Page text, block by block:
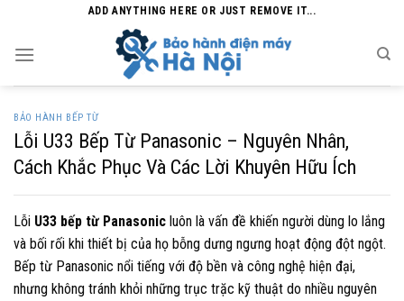
content
ADD ANYTHING HERE OR JUST REMOVE IT...
BẢO HÀNH BẾP TỪ
Lỗi U33 Bếp Từ Panasonic – Nguyên Nhân,
Cách Khắc Phục Và Các Lời Khuyên Hữu Ích
Lỗi U33 bếp từ Panasonic luôn là vấn đề khiến người dùng lo lắng
và bối rối khi thiết bị của họ bỗng dưng ngưng hoạt động đột ngột.
Bếp từ Panasonic nổi tiếng với độ bền và công nghệ hiện đại,
nhưng không tránh khỏi những trục trặc kỹ thuật do nhiều nguyên